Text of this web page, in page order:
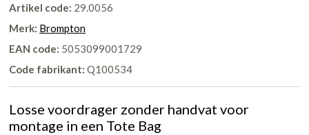
Artikel code: 29.0056
Merk: Brompton
EAN code: 5053099001729
Code fabrikant: Q100534
Losse voordrager zonder handvat voor
montage in een Tote Bag